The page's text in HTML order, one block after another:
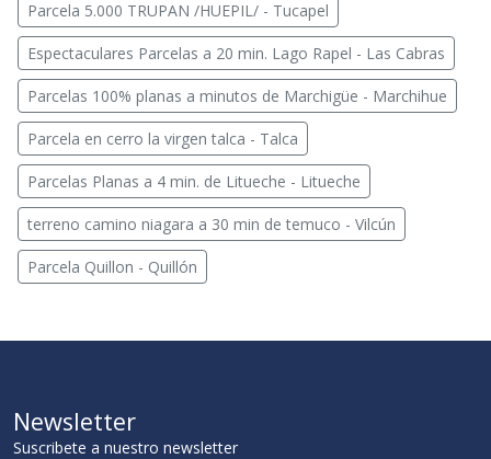
Parcela 5.000 TRUPAN /HUEPIL/ - Tucapel
Espectaculares Parcelas a 20 min. Lago Rapel - Las Cabras
Parcelas 100% planas a minutos de Marchigüe - Marchihue
Parcela en cerro la virgen talca - Talca
Parcelas Planas a 4 min. de Litueche - Litueche
terreno camino niagara a 30 min de temuco - Vilcún
Parcela Quillon - Quillón
Newsletter
Suscribete a nuestro newsletter